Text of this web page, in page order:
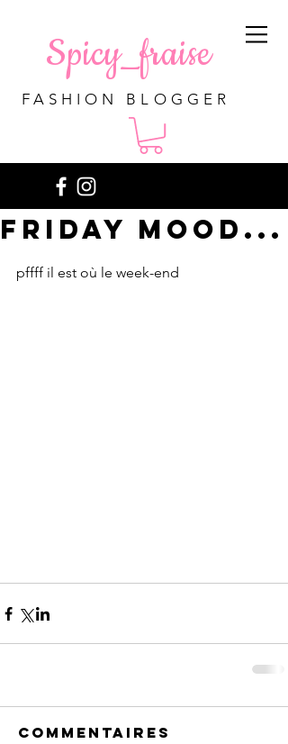
Spicy_fraise
FASHION BLOGGER
Friday mood...
pffff il est où le week-end
Commentaires